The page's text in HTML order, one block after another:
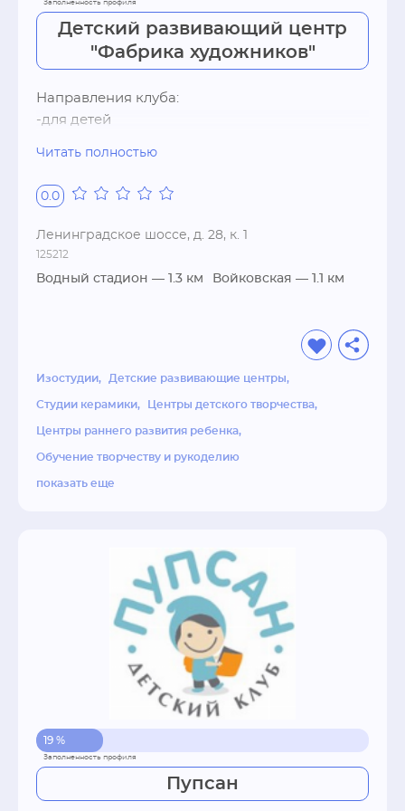
Детский развивающий центр
"Фабрика художников"
Направления клуба:
-для детей
Занятия для детей:
-творческий час(с 1,5 лет)
-азбука чтение арифметика
-шахматы
-английский
-вязание, гобелен, роспись по стеклу, валяние,
выжигание по дереву  и др. мастерклассы
-химические опыты
-маленький повар
Темы для взрослых:
-спиртовые чернила
-гончарный круг
-золочение картин
-фактурные картины
Читать полностью
0.0
Ленинградское шоссе, д. 28, к. 1
125212
Водный стадион — 1.3 км Войковская — 1.1 км
Изостудии Детские развивающие центры
Студии керамики Центры детского творчества
Центры раннего развития ребенка
Обучение творчеству и рукоделию
показать еще
19 %
Пупсан